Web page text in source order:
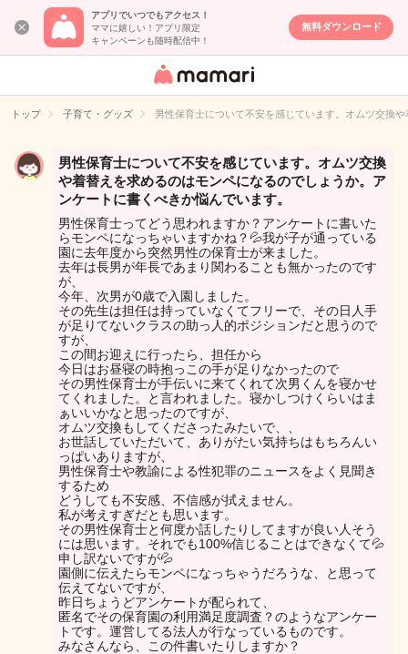
アプリでいつでもアクセス！
ママに嬉しい！アプリ限定
キャンペーンも随時配信中！
無料ダウンロード
女性専用匿名QA
イト
トップ 子育て・グッズ 男性保育士について不安を感じています。オムツ交換
男性保育士について不安を感じています。オムツ交換
や着替えを求めるのはモンペになるのでしょうか。ア
ンケートに書くべきか悩んでいます。
男性保育士ってどう思われますか？アンケートに書いた
らモンペになっちゃいますかね？💦我が子が通っている
園に去年度から突然男性の保育士が来ました。
去年は長男が年長であまり関わることも無かったのです
が、
今年、次男が0歳で入園しました。
その先生は担任は持っていなくてフリーで、その日人手
が足りてないクラスの助っ人的ポジションだと思うので
すが、
この間お迎えに行ったら、担任から
今日はお昼寝の時抱っこの手が足りなかったので
その男性保育士が手伝いに来てくれて次男くんを寝かせ
てくれました。と言われました。寝かしつけくらいはま
ぁいいかなと思ったのですが、
オムツ交換もしてくださったみたいで、、
お世話していただいて、ありがたい気持ちはもちろんい
っぱいありますが、
男性保育士や教諭による性犯罪のニュースをよく見聞き
するため
どうしても不安感、不信感が拭えません。
私が考えすぎだとも思います。
その男性保育士と何度か話したりしてますが良い人そう
には思います。それでも100%信じることはできなくて💦
申し訳ないですが💦
園側に伝えたらモンペになっちゃうだろうな、と思って
伝えてないですが、
昨日ちょうどアンケートが配られて、
匿名でその保育園の利用満足度調査？のようなアンケー
トです。運営してる法人が行なっているものです。
みなさんなら、この件書いたりしますか？